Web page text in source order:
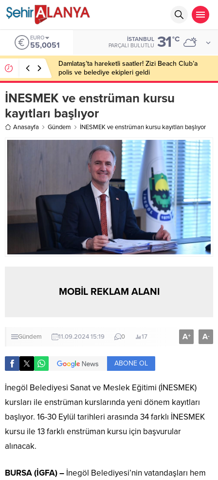
EURO
55,0051
İSTANBUL
PARÇALI BULUTLU 31°C
Damlataş’ta hareketli saatler! Zizi Beach Club’a
polis ve belediye ekipleri geldi
İNESMEK ve enstrüman kursu
kayıtları başlıyor
Anasayfa Gündem İNESMEK ve enstrüman kursu kayıtları başlıyor
MOBİL REKLAM ALANI
Gündem 11.09.2024 15:19 0 17 A+ A-
ABONE OL
İnegöl Belediyesi Sanat ve Meslek Eğitimi (İNESMEK)
kursları ile enstrüman kurslarında yeni dönem kayıtları
başlıyor. 16-30 Eylül tarihleri arasında 34 farklı İNESMEK
kursu ile 13 farklı enstrüman kursu için başvurular
alınacak.
BURSA (İGFA) – İnegöl Belediyesi’nin vatandaşları hem